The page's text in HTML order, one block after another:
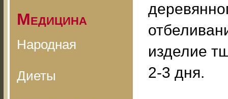
Медицина
Народная
Диеты
изделие
2-3 дня.